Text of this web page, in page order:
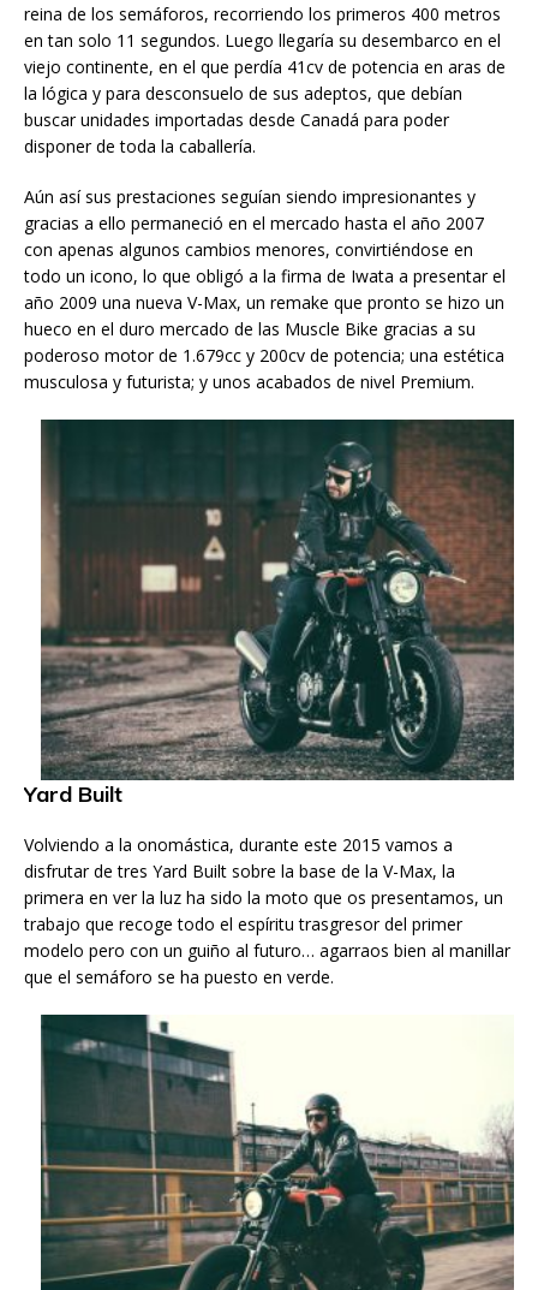
reina de los semáforos, recorriendo los primeros 400 metros
en tan solo 11 segundos. Luego llegaría su desembarco en el
viejo continente, en el que perdía 41cv de potencia en aras de
la lógica y para desconsuelo de sus adeptos, que debían
buscar unidades importadas desde Canadá para poder
disponer de toda la caballería.
Aún así sus prestaciones seguían siendo impresionantes y
gracias a ello permaneció en el mercado hasta el año 2007
con apenas algunos cambios menores, convirtiéndose en
todo un icono, lo que obligó a la firma de Iwata a presentar el
año 2009 una nueva V-Max, un remake que pronto se hizo un
hueco en el duro mercado de las Muscle Bike gracias a su
poderoso motor de 1.679cc y 200cv de potencia; una estética
musculosa y futurista; y unos acabados de nivel Premium.
Yard Built
Volviendo a la onomástica, durante este 2015 vamos a
disfrutar de tres Yard Built sobre la base de la V-Max, la
primera en ver la luz ha sido la moto que os presentamos, un
trabajo que recoge todo el espíritu trasgresor del primer
modelo pero con un guiño al futuro… agarraos bien al manillar
que el semáforo se ha puesto en verde.